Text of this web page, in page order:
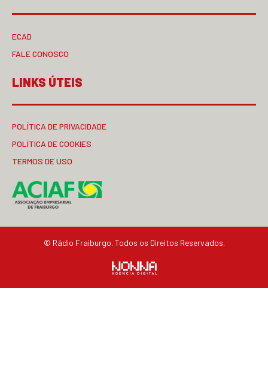
ECAD
FALE CONOSCO
LINKS ÚTEIS
POLÍTICA DE PRIVACIDADE
POLÍTICA DE COOKIES
TERMOS DE USO
© Rádio Fraiburgo. Todos os Direitos Reservados.